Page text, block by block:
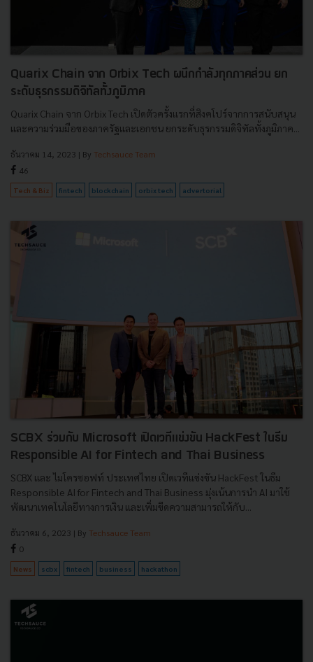
Quarix Chain จาก Orbix Tech ผนึกกำลังทุกภาคส่วน ยก
ระดับธุรกรรมดิจิทัลทั้งภูมิภาค
Quarix Chain จาก Orbix Tech เปิดตัวครั้งแรกที่สิงคโปร์จากการสนับสนุน
และความร่วมมือของภาครัฐและเอกชน ยกระดับธุรกรรมดิจิทัลทั้งภูมิภาค...
ธันวาคม 14, 2023 | By Techsauce Team
46
Tech & Biz fintech blockchain orbix tech advertorial
SCBX ร่วมกับ Microsoft เปิดเวทีแข่งขัน HackFest ในธีม
Responsible AI for Fintech and Thai Business
SCBX และ ไมโครซอฟท์ ประเทศไทย เปิดเวทีแข่งขัน HackFest ในธีม
Responsible AI for Fintech and Thai Business มุ่งเน้นการนำ AI มาใช้
พัฒนาเทคโนโลยีทางการเงิน และเพิ่มขีดความสามารถให้กับ...
ธันวาคม 6, 2023 | By Techsauce Team
0
News scbx fintech business hackathon